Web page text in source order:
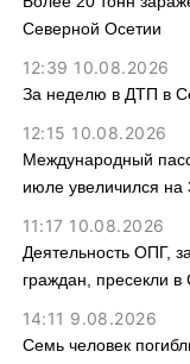
Северной Осетии
12:39 10.08.2026
За неделю в ДТП в
12:15 10.08.2026
Международный
июле увеличился на
11:17 10.08.2026
Деятельность ОПГ,
граждан, пресекли
14:11 9.08.2026
Семь человек